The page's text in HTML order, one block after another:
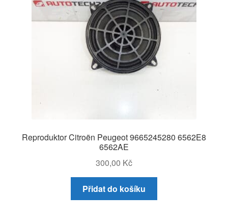
Reproduktor Citroën Peugeot 9665245280 6562E8
6562AE
300,00 Kč
Přidat do košíku